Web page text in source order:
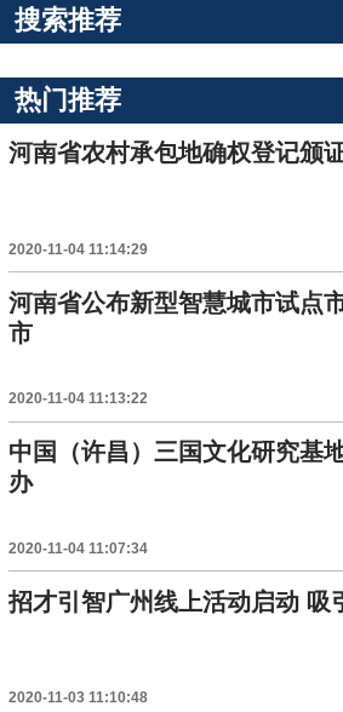
搜索推荐
热门推荐
河南省农村承包地确权登记颁
2020-11-04 11:14:29
河南省公布新型智慧城市试点
市
2020-11-04 11:13:22
中国（许昌）三国文化研究基
办
2020-11-04 11:07:34
招才引智广州线上活动启动 吸
2020-11-03 11:10:48